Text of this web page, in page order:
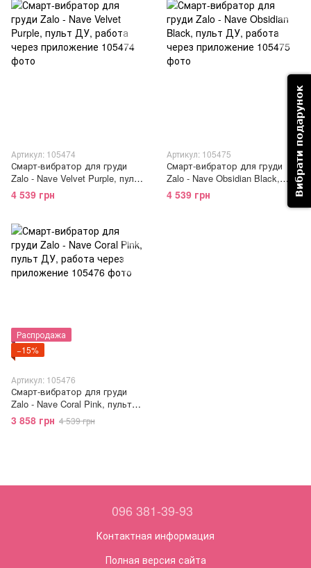
Артикул: 105474
Смарт-вибратор для груди
Zalo - Nave Velvet Purple, пульт
ДУ, работа через приложение
4 539 грн
Артикул: 105475
Смарт-вибратор для груди
Zalo - Nave Obsidian Black,
пульт ДУ, работа через
приложение
4 539 грн
Распродажа
−15%
Артикул: 105476
Смарт-вибратор для груди
Zalo - Nave Coral Pink, пульт
ДУ, работа через приложение
3 858 грн 4 539 грн
096 381-39-93
Контактная информация
Полная версия сайта
Вибрати подарунок